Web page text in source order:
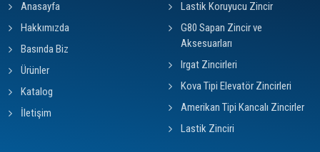
Anasayfa
Hakkımızda
Basında Biz
Ürünler
Katalog
İletişim
Lastik Koruyucu Zincir
G80 Sapan Zincir ve
Aksesuarları
Irgat Zincirleri
Kova Tipi Elevatör Zincirleri
Amerikan Tipi Kancalı Zincirler
Lastik Zinciri